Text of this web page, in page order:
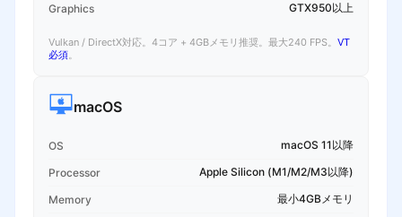
Graphics GTX950以上
Vulkan / DirectX対応。4コア + 4GBメモリ推奨。最大240 FPS。 VT
必須。
macOS
OS macOS 11以降
Processor Apple Silicon (M1/M2/M3以降)
Memory 最小4GBメモリ